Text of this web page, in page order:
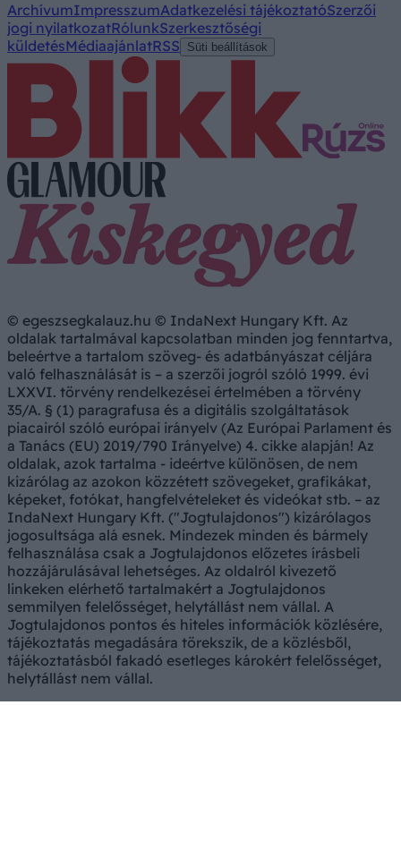
ArchívumImpresszumAdatkezelési tájékoztatóSzerzői
jogi nyilatkozatRólunkSzerkesztőségi
küldetésMédiaajánlatRSS Süti beállítások
© egeszsegkalauz.hu © IndaNext Hungary Kft. Az
oldalak tartalmával kapcsolatban minden jog fenntartva,
beleértve a tartalom szöveg- és adatbányászat céljára
való felhasználását is – a szerzői jogról szóló 1999. évi
LXXVI. törvény rendelkezései értelmében a törvény
35/A. § (1) paragrafusa és a digitális szolgáltatások
piacairól szóló európai irányelv (Az Európai Parlament és
a Tanács (EU) 2019/790 Irányelve) 4. cikke alapján! Az
oldalak, azok tartalma - ideértve különösen, de nem
kizárólag az azokon közzétett szövegeket, grafikákat,
képeket, fotókat, hangfelvételeket és videókat stb. – az
IndaNext Hungary Kft. ("Jogtulajdonos") kizárólagos
jogosultsága alá esnek. Mindezek minden és bármely
felhasználása csak a Jogtulajdonos előzetes írásbeli
hozzájárulásával lehetséges. Az oldalról kivezető
linkeken elérhető tartalmakért a Jogtulajdonos
semmilyen felelősséget, helytállást nem vállal. A
Jogtulajdonos pontos és hiteles információk közlésére,
tájékoztatás megadására törekszik, de a közlésből,
tájékoztatásból fakadó esetleges károkért felelősséget,
helytállást nem vállal.